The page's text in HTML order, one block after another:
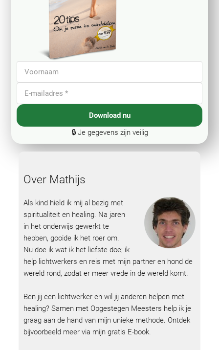
Download nu
🔒 Je gegevens zijn veilig
Over Mathijs
Als kind hield ik mij al bezig met
spiritualiteit en healing. Na jaren
in het onderwijs gewerkt te
hebben, gooide ik het roer om.
Nu doe ik wat ik het liefste doe; ik
help lichtwerkers en reis met mijn partner en hond de
wereld rond, zodat er meer vrede in de wereld komt.
Ben jij een lichtwerker en wil jij anderen helpen met
healing? Samen met Opgestegen Meesters help ik je
graag aan de hand van mijn unieke methode. Ontdek
bijvoorbeeld meer via mijn gratis E-book.